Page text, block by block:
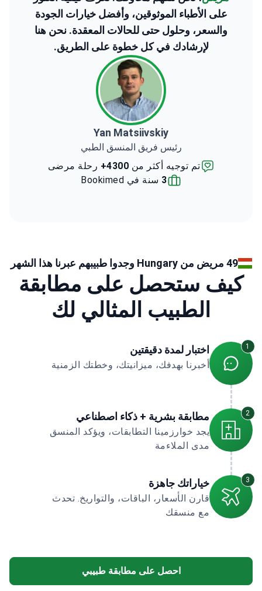
على الأطباء الموثوقين، وأفضل خيارات الجودة
والسعر، وحلول حتى للحالات المعقدة. نحن هنا
لإرشادك في كل خطوة على الطريق.
Yan Matsiivskiy
رئيس فريق المنسق الطبي
تم توجيه أكثر من 4300+
رحلة مرضى
3 سنة في Bookimed
49 مريض من Hungary وجدوا طبيبهم عبرنا هذا الشهر
كيف ستحصل على مطابقة
الطبيب المثالي لك
1 اختبار لمدة دقيقتين
أخبرنا بهدفك، ميزانيتك، وخطتك الزمنية
2 مطابقة بشرية + ذكاء اصطناعي
يجد خوارزمينا التطابقات، ويؤكد المنسق
مدى الملاءمة
3 خياراتك جاهزة
قارن الأسعار، الباقات، والتواريخ. تحدث
مع منسقك
احصل على مطابقة طبيبي